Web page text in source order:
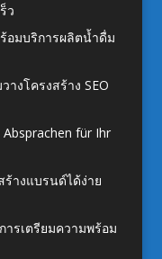
ว
อมบริการผลิตน้ำดื่ม
งโครงสร้าง SEO
für Ihr
างแบรนด์ได้ง่าย
ารเตรียมความพร้อม